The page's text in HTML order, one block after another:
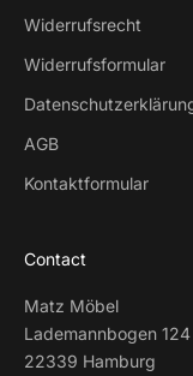
Widerrufsrecht
Widerrufsformular
AGB
Kontaktformular
Contact
Matz Möbel
Lademannbogen 124
22339 Hamburg